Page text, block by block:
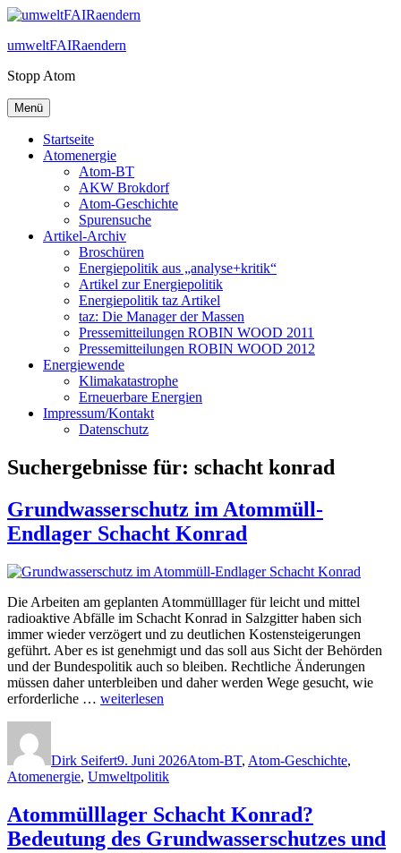
Zum
springen
umweltFAIRaendern
Stopp Atom
Menü
Startseite
Atomenergie
Atom-BT
AKW Brokdorf
Atom-Geschichte
Spurensuche
Artikel-Archiv
Broschüren
Energiepolitik aus „analyse+kritik“
Artikel zur Energiepolitik
Energiepolitik taz Artikel
taz: Die Manager der Massen
Pressemitteilungen ROBIN WOOD 2011
Pressemitteilungen ROBIN WOOD 2012
Energiewende
Klimakatastrophe
Erneuerbare Energien
Impressum/Kontakt
Datenschutz
Suchergebnisse für: schacht konrad
Grundwasserschutz im Atommüll-
Endlager Schacht Konrad
Die Arbeiten am geplanten Atommülllager für leicht und mittel
radioaktive Abfälle im Schacht Konrad in Salzgitter haben sich
immer wieder verzögert und zu deutlichen Kostensteigerungen
geführt. Aber es ist genehmigt und das soll aus Sicht der Behörden
und der Bundespolitik auch so bleiben. Rechtliche Änderungen
müssen daher unterbleiben und daher werden Wege gesucht, wie
erforderliche … „Grundwasserschutz
Schacht
Konrad“
weiterlesen
Dirk Seifert9. Juni 2026Atom-BT, Atom-Geschichte,
Atomenergie, Umweltpolitik
Atommülllager Schacht Konrad?
Bedeutung des Grundwasserschutzes und